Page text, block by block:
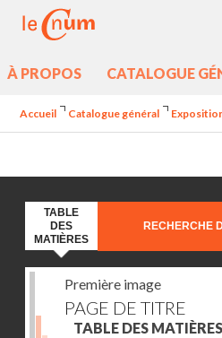
À PROPOS CATALOGUE
Accueil Catalogue général
TABLE
DES
MATIÈRES
RECHERCHE
Première image
PAGE DE TITRE
TABLE DES MATIÈRES